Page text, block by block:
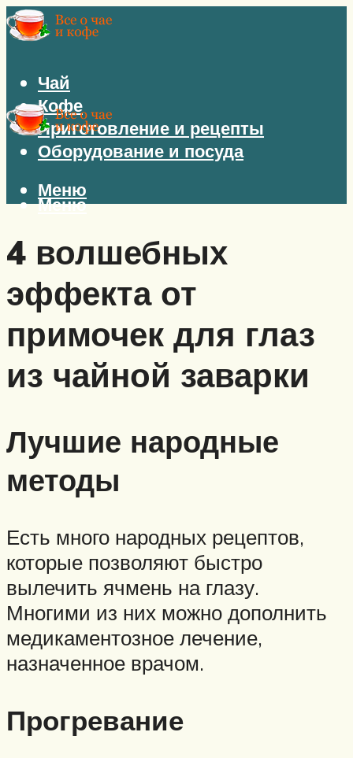
Чай
Кофе
Приготовление и рецепты
Оборудование и посуда
Меню
Меню
4 волшебных
эффекта от
примочек для глаз
из чайной заварки
Лучшие народные
методы
Есть много народных рецептов,
которые позволяют быстро
вылечить ячмень на глазу.
Многими из них можно дополнить
медикаментозное лечение,
назначенное врачом.
Прогревание